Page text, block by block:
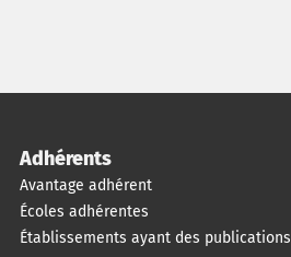
Adhérents
Avantage adhérent
Écoles adhérentes
Établissements ayant des publications